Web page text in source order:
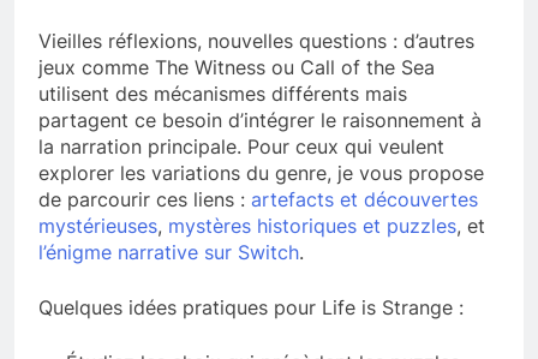
Vieilles réflexions, nouvelles questions : d’autres
jeux comme The Witness ou Call of the Sea
utilisent des mécanismes différents mais
partagent ce besoin d’intégrer le raisonnement à
la narration principale. Pour ceux qui veulent
explorer les variations du genre, je vous propose
de parcourir ces liens : artefacts et découvertes
mystérieuses, mystères historiques et puzzles, et
l’énigme narrative sur Switch.
Quelques idées pratiques pour Life is Strange :